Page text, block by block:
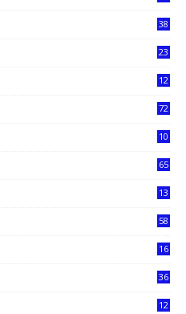
38
23
12
72
10
65
13
58
16
36
12